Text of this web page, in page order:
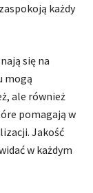
każdy
się na
mogą
ale również
pomagają w
Jakość
w każdym